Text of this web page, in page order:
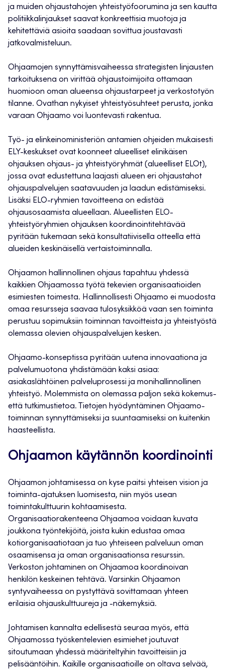
ja muiden ohjaustahojen yhteistyöfoorumina ja sen kautta
politiikkalinjaukset saavat konkreettisia muotoja ja
kehitettäviä asioita saadaan sovittua joustavasti
jatkovalmisteluun.
Ohjaamojen synnyttämisvaiheessa strategisten linjausten
tarkoituksena on virittää ohjaustoimijoita ottamaan
huomioon oman alueensa ohjaustarpeet ja verkostotyön
tilanne. Ovathan nykyiset yhteistyösuhteet perusta, jonka
varaan Ohjaamo voi luontevasti rakentua.
Työ- ja elinkeinoministeriön antamien ohjeiden mukaisesti
ELY-keskukset ovat koonneet alueelliset elinikäisen
ohjauksen ohjaus- ja yhteistyöryhmät (alueelliset ELOt),
jossa ovat edustettuna laajasti alueen eri ohjaustahot
ohjauspalvelujen saatavuuden ja laadun edistämiseksi.
Lisäksi ELO-ryhmien tavoitteena on edistää
ohjausosaamista alueellaan. Alueellisten ELO-
yhteistyöryhmien ohjauksen koordinointitehtävää
pyritään tukemaan sekä konsultatiivisella otteella että
alueiden keskinäisellä vertaistoiminnalla.
Ohjaamon hallinnollinen ohjaus tapahtuu yhdessä
kaikkien Ohjaamossa työtä tekevien organisaatioiden
esimiesten toimesta. Hallinnollisesti Ohjaamo ei muodosta
omaa resursseja saavaa tulosyksikköä vaan sen toiminta
perustuu sopimuksiin toiminnan tavoitteista ja yhteistyöstä
olemassa olevien ohjauspalvelujen kesken.
Ohjaamo-konseptissa pyritään uutena innovaationa ja
palvelumuotona yhdistämään kaksi asiaa:
asiakaslähtöinen palveluprosessi ja monihallinnollinen
yhteistyö. Molemmista on olemassa paljon sekä kokemus-
että tutkimustietoa. Tietojen hyödyntäminen Ohjaamo-
toiminnan synnyttämiseksi ja suuntaamiseksi on kuitenkin
haasteellista.
Ohjaamon käytännön koordinointi
Ohjaamon johtamisessa on kyse paitsi yhteisen vision ja
toiminta-ajatuksen luomisesta, niin myös usean
toimintakulttuurin kohtaamisesta.
Organisaatiorakenteena Ohjaamoa voidaan kuvata
joukkona työntekijöitä, joista kukin edustaa omaa
kotiorganisaatiotaan ja tuo yhteiseen palveluun oman
osaamisensa ja oman organisaationsa resurssin.
Verkoston johtaminen on Ohjaamoa koordinoivan
henkilön keskeinen tehtävä. Varsinkin Ohjaamon
syntyvaiheessa on pystyttävä sovittamaan yhteen
erilaisia ohjauskulttuureja ja -näkemyksiä.
Johtamisen kannalta edellisestä seuraa myös, että
Ohjaamossa työskentelevien esimiehet joutuvat
sitoutumaan yhdessä määriteltyihin tavoitteisiin ja
pelisääntöihin. Kaikille organisaatioille on oltava selvää,